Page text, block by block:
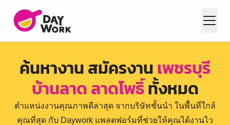
ค้นหางาน สมัครงานเพชรบุรี
บ้านลาด ลาดโพธิ์ทั้งหมด
ตำแหน่งงานคุณภาพดีล่าสุด จากบริษัทชั้นนำ ในพื้นที่ใกล้
คุณที่สุด กับ Daywork แพลตฟอร์มที่ช่วยให้คุณได้งานไว